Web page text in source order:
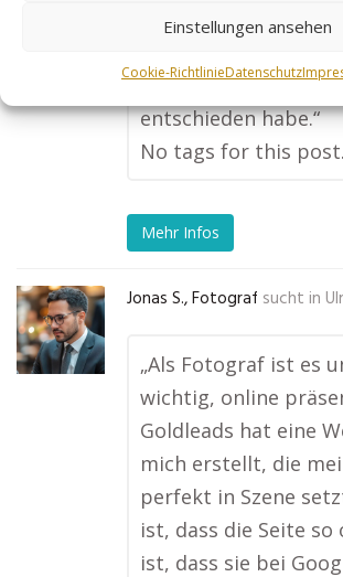
Einstellungen ansehen
Cookie-RichtlinieDatenschutz
Mein Umsatz ist
ich mich für dieses
entschieden habe.“
No tags for this post.
Mehr Infos
Jonas S., Fotograf sucht in
„Als Fotograf ist es
wichtig, online
Goldleads hat eine
mich erstellt, die
perfekt in Szene
ist, dass die Seite
ist, dass sie bei